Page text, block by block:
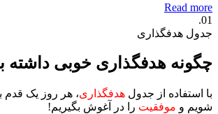
Read more
01.
جدول هدفگذاری
چگونه هدفگذاری خوبی داشته
با استفاده از جدول هدفگذاری، هر روز یک قدم
شویم و موفقیت را در آغوش بگیریم!